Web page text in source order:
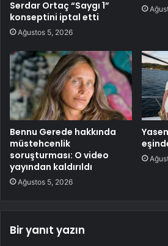
Serdar Ortaç “Saygı 1”
konseptini iptal etti
Ağustos 5, 2026
Bennu Gerede hakkında
müstehcenlik
soruşturması: O video
yayından kaldırıldı
Ağustos 5, 2026
Bir yanıt yazın